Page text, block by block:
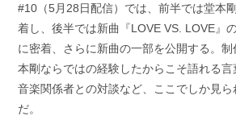
#10（5月28日配信）では、前半では堂本
着し、後半では新曲『LOVE VS. LOVE』
に密着、さらに新曲の一部を公開する。
本剛ならではの経験したからこそ語れる言
音楽関係者との対談など、ここでしか見
だ。